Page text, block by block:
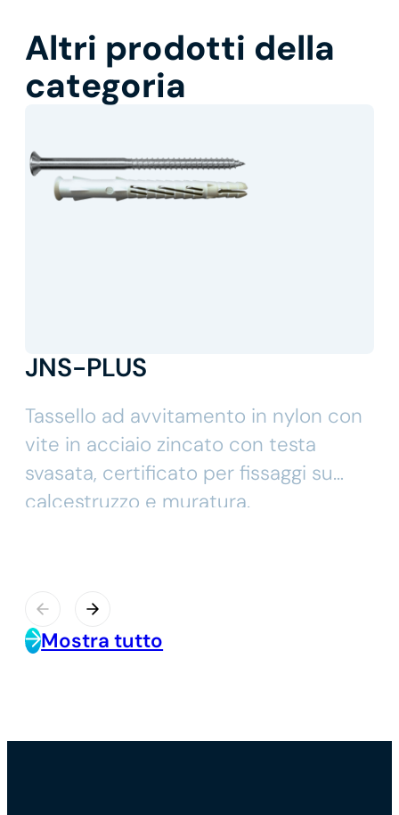
Altri prodotti della
categoria
JNS-PLUS
Tassello ad avvitamento in nylon con
vite in acciaio zincato con testa
svasata, certificato per fissaggi su
calcestruzzo e muratura.
Mostra tutto